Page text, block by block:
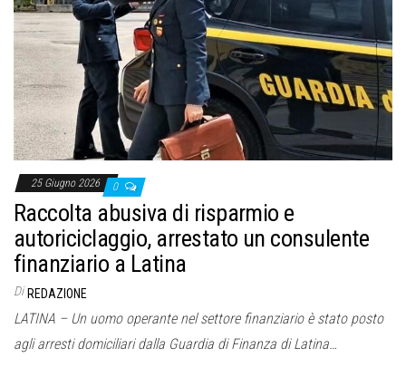
25 Giugno 2026 0
Raccolta abusiva di risparmio e
autoriciclaggio, arrestato un consulente
finanziario a Latina
Di REDAZIONE
LATINA – Un uomo operante nel settore finanziario è stato posto
agli arresti domiciliari dalla Guardia di Finanza di Latina…